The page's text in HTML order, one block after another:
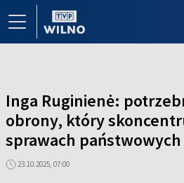
Inga Ruginienė:
obrony, który
sprawach państwowych
23.10.2025, 07:00